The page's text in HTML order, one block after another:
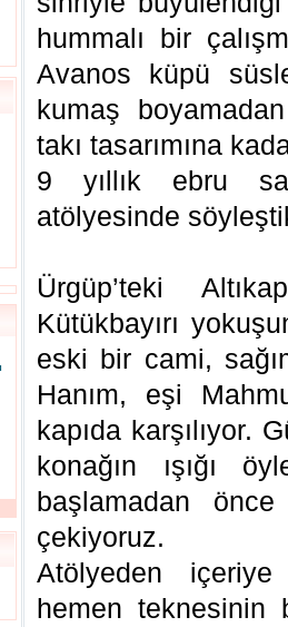
hummalı bir
Avanos küpü
kumaş
takı tasarımına
9 yıllık ebru
atölyesinde
Ürgüp’teki
Kütükbayırı
eski bir cami,
Hanım, eşi
kapıda karşılıyor.
konağın ışığı
başlamadan önce
çekiyoruz.
Atölyeden
hemen teknesinin